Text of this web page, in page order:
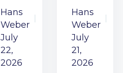
Hans
Weber
July
22,
2026
Hans
Weber
July
21,
2026